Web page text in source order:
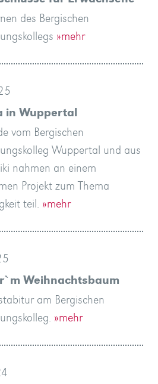
des Bergischen
»mehr
in Wuppertal
vom Bergischen
Wuppertal und aus
nahmen an einem
Projekt zum Thema
teil. »mehr
Weihnachtsbaum
am Bergischen
»mehr